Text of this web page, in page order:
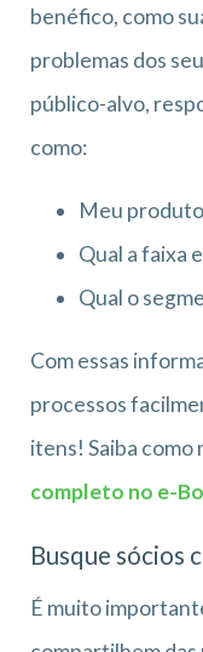
benéfico, como
problemas dos
público-alvo,
como:
Meu
Qual a faixa
Qual o
Com essas
processos
itens! Saiba como
completo no e-
Busque sócios
É muito